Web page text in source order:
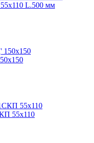
L.500 мм
55х110